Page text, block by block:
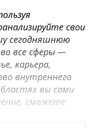
свои
сегодняшнюю
все сферы —
карьера,
внутреннего
вы сами
сможете